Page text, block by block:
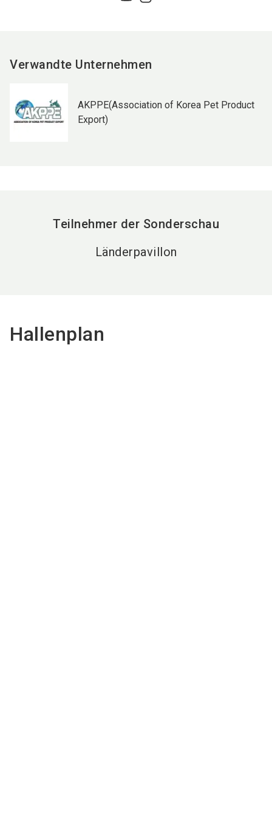
Verwandte Unternehmen
AKPPE(Association of Korea Pet Product
Export)
Teilnehmer der Sonderschau
Länderpavillon
Hallenplan